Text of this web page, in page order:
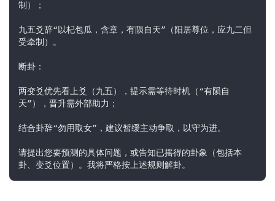
制）；
九五爻辞“以杞包瓜，含章，有陨自天”（阳居尊位，应九二但
受牵制）。
断卦：
两变爻优先看上爻（九五），提示需等待时机（“有陨自
天”），晋升需外部助力；
结合卦辞“勿用取女”，建议暂缓主动争取，以守为进。
请提出您要预测的具体问题，或告知已摇得的卦象（包括本
卦、变爻位置）。我将严格按上述规则解卦。